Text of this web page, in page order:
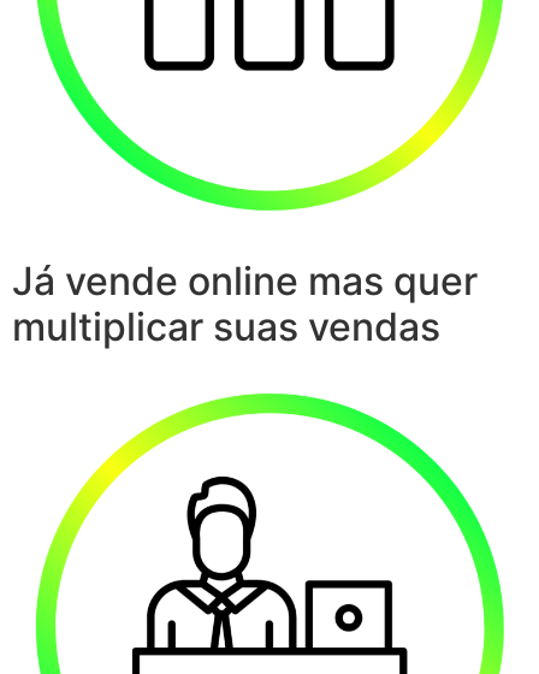
Já vende online mas quer
multiplicar suas vendas